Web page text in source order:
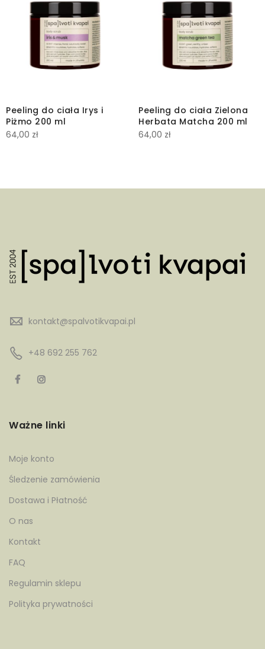
Peeling do ciała Irys i
Piżmo 200 ml
64,00 zł
Peeling do ciała Zielona
Herbata Matcha 200 ml
64,00 zł
kontakt@spalvotikvapai.pl
+48 692 255 762
Ważne linki
Moje konto
Śledzenie zamówienia
Dostawa i Płatność
O nas
Kontakt
FAQ
Regulamin sklepu
Polityka prywatności